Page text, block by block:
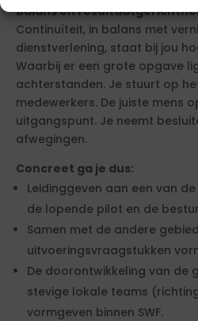
Balans en
Continuïteit, in balans met
dienstverlening, staat bij jou
Waarbij er een grote opgave
achterstanden. Je stuurt op
medewerkers. De juiste mens
uitgangspunt. Je neemt
afwegingen.
Concreet ga je dus:
Leidinggeven aan een van
de lopende pilot en de
Samen met de andere
uitvoeringsvraagstukken
De doorontwikkeling van de
stevige lokale teams
vormgeven binnen SWF.